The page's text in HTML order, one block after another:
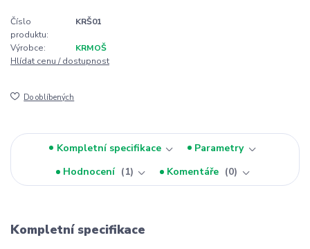
Číslo
produktu:
KRŠ01
Výrobce:
KRMOŠ
Hlídat cenu / dostupnost
Do oblíbených
Kompletní specifikace
Parametry
Hodnocení
1 Komentáře 0
Kompletní specifikace